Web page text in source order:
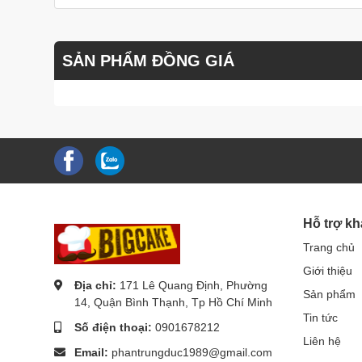
SẢN PHẨM ĐỒNG GIÁ
Địa chỉ: 171 Lê Quang Định, Phường
14, Quận Bình Thạnh, Tp Hồ Chí Minh
Số điện thoại: 0901678212
Email: phantrungduc1989@gmail.com
Hỗ trợ
Trang chủ
Giới thiệu
Sản phẩm
Tin tức
Liên hệ